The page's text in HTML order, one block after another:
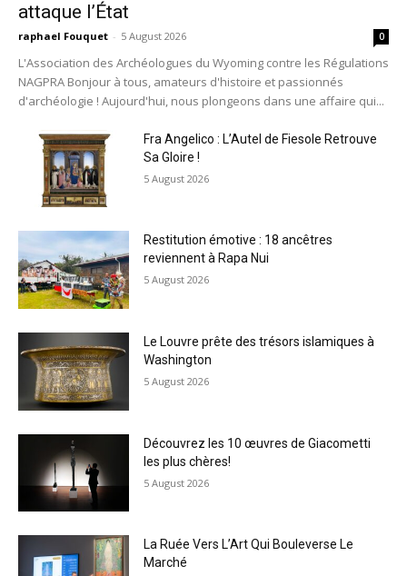
attaque l’État
raphael Fouquet - 5 August 2026 0
L'Association des Archéologues du Wyoming contre les Régulations
NAGPRA Bonjour à tous, amateurs d'histoire et passionnés
d'archéologie ! Aujourd'hui, nous plongeons dans une affaire qui...
Fra Angelico : L’Autel de Fiesole Retrouve
Sa Gloire !
5 August 2026
Restitution émotive : 18 ancêtres
reviennent à Rapa Nui
5 August 2026
Le Louvre prête des trésors islamiques à
Washington
5 August 2026
Découvrez les 10 œuvres de Giacometti
les plus chères!
5 August 2026
La Ruée Vers L’Art Qui Bouleverse Le
Marché